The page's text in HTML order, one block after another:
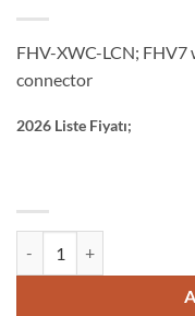
FHV-XWC-LCN;
connector
2026 Liste Fiyatı;